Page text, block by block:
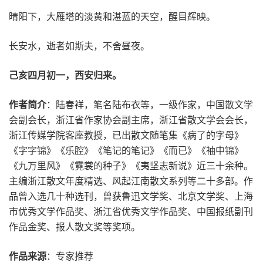
晴阳下，大雁塔的淡黄和湛蓝的天空，醒目辉映。
长安水，逝者如斯夫，不舍昼夜。
己亥四月初一，西安归来。
作者简介：陆春祥，笔名陆布衣等，一级作家，中国散文学
会副会长，浙江省作家协会副主席，浙江省散文学会会长，
浙江传媒学院客座教授，已出散文随笔集《病了的字母》
《字字锦》《乐腔》《笔记的笔记》《而已》《袖中锦》
《九万里风》《霓裳的种子》《夷坚志新说》近三十余种。
主编浙江散文年度精选、风起江南散文系列等二十多部。作
品曾入选几十种选刊，曾获鲁迅文学奖、北京文学奖、上海
市优秀文学作品奖、浙江省优秀文学作品奖、中国报纸副刊
作品金奖、报人散文奖等奖项。
作品来源：专家推荐